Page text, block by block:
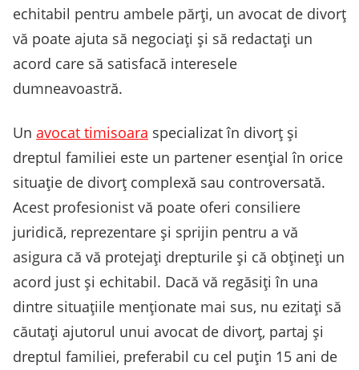
echitabil pentru ambele părți, un avocat de divorț
vă poate ajuta să negociați și să redactați un
acord care să satisfacă interesele
dumneavoastră.
Un avocat timisoara specializat în divorț și
dreptul familiei este un partener esențial în orice
situație de divorț complexă sau controversată.
Acest profesionist vă poate oferi consiliere
juridică, reprezentare și sprijin pentru a vă
asigura că vă protejați drepturile și că obțineți un
acord just și echitabil. Dacă vă regăsiți în una
dintre situațiile menționate mai sus, nu ezitați să
căutați ajutorul unui avocat de divorț, partaj și
dreptul familiei, preferabil cu cel puțin 15 ani de